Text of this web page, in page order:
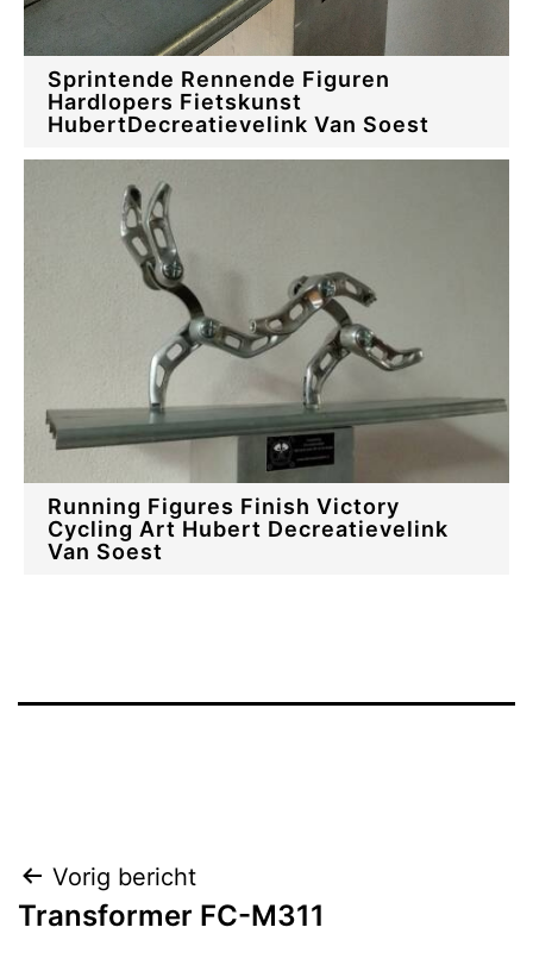
Sprintende Rennende Figuren
Hardlopers Fietskunst
HubertDecreatievelink Van Soest
Running Figures Finish Victory
Cycling Art Hubert Decreatievelink
Van Soest
Bericht
navigatie
Vorig bericht
Transformer FC-M311